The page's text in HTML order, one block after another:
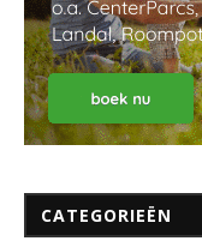
CATEGORIEËN